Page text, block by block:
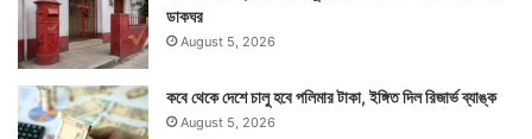
ডাকঘর
August 5, 2026
কবে থেকে দেশে চালু হবে পলিমার টাকা, ইঙ্গিত দিল রিজার্ভ ব্যাঙ্ক
August 5, 2026